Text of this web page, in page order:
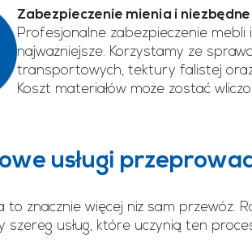
Zabezpieczenie mienia i
Profesjonalne zabezpieczenie
najważniejsze. Korzystamy ze
transportowych, tektury falistej
Koszt materiałów może zostać
usługi
to znacznie więcej niż sam przewóz.
szereg usług, które uczynią ten